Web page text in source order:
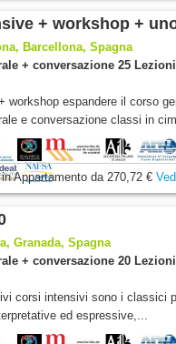
+ workshop +
Barcellona, Spagna
+ conversazione 25
workshop espandere il corso
e conversazione classi in
in Appartamento da270,72 €
Granada, Spagna
+ conversazione 20
corsi intensivi sono i classici
ed espressive,...